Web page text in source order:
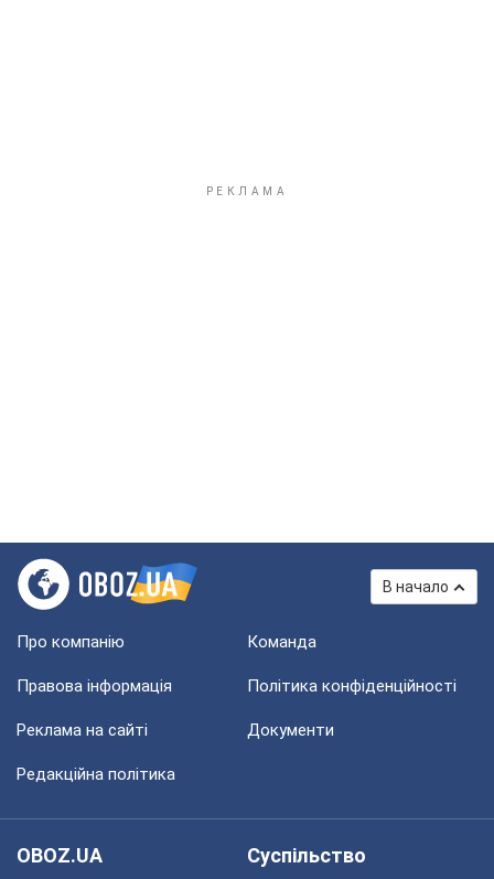
В начало
Про компанію Команда
Правова інформація Політика конфіденційності
Реклама на сайті Документи
Редакційна політика
OBOZ.UA
Суспільство